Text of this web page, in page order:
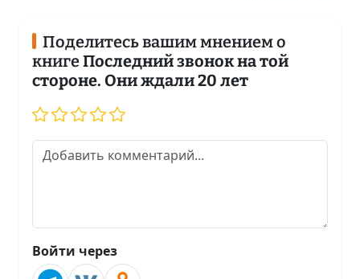
Поделитесь вашим мнением о
книгеПоследний звонок на той
стороне. Они ждали 20 лет
Войти через